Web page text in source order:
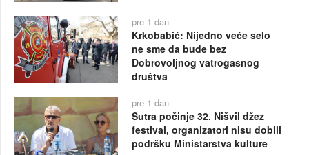
pre 1 dan
Krkobabić: Nijedno veće selo
ne sme da bude bez
Dobrovoljnog vatrogasnog
društva
pre 1 dan
Sutra počinje 32. Nišvil džez
festival, organizatori nisu dobili
podršku Ministarstva kulture